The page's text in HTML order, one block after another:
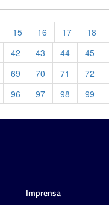
15 16 17 18
42 43 44 45
69 70 71 72
96 97 98 99
Imprensa